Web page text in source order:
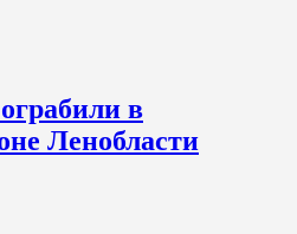
в
Ленобласти